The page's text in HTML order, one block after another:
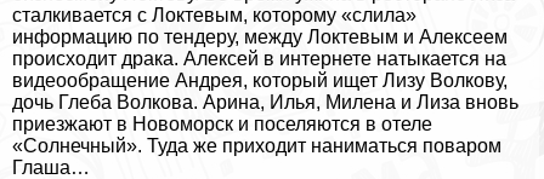
сталкивается с Локтевым, которому «слила»
информацию по тендеру, между Локтевым и Алексеем
происходит дpaка. Алексей в интернете натыкается на
видеообращение Андрея, который ищет Лизу Волкову,
дочь Глеба Волкова. Арина, Илья, Милена и Лиза вновь
приезжают в Новоморск и поселяются в отеле
«Солнечный». Туда же приходит наниматься поваром
Глаша…